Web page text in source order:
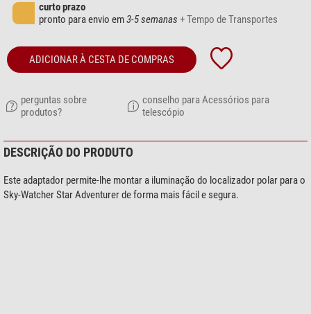
curto prazo
pronto para envio em3-5 semanas + Tempo de Transportes
ADICIONAR À CESTA DE COMPRAS
perguntas sobre
produtos?
conselho para Acessórios para
telescópio
DESCRIÇÃO DO PRODUTO
Este adaptador permite-lhe montar a iluminação do localizador polar para o
Sky-Watcher Star Adventurer de forma mais fácil e segura.